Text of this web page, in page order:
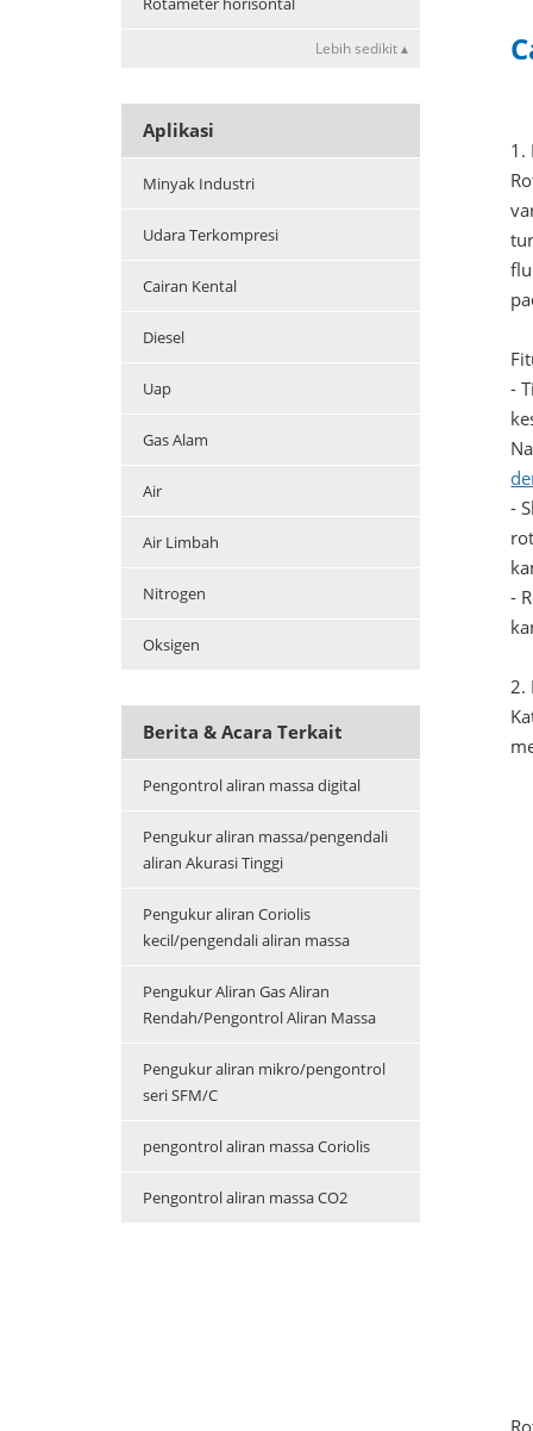
Lebih sedikit ▴
Aplikasi
Minyak Industri
Udara Terkompresi
Cairan Kental
Diesel
Uap
Gas Alam
Air
Air Limbah
Nitrogen
Oksigen
Berita & Acara Terkait
Pengontrol aliran massa digital
Pengukur aliran massa/pengendali
aliran Akurasi Tinggi
Pengukur aliran Coriolis
kecil/pengendali aliran massa
Pengukur Aliran Gas Aliran
Rendah/Pengontrol Aliran Massa
Pengukur aliran mikro/pengontrol
seri SFM/C
pengontrol aliran massa Coriolis
Pengontrol aliran massa CO2
1.
-
-
-
2.